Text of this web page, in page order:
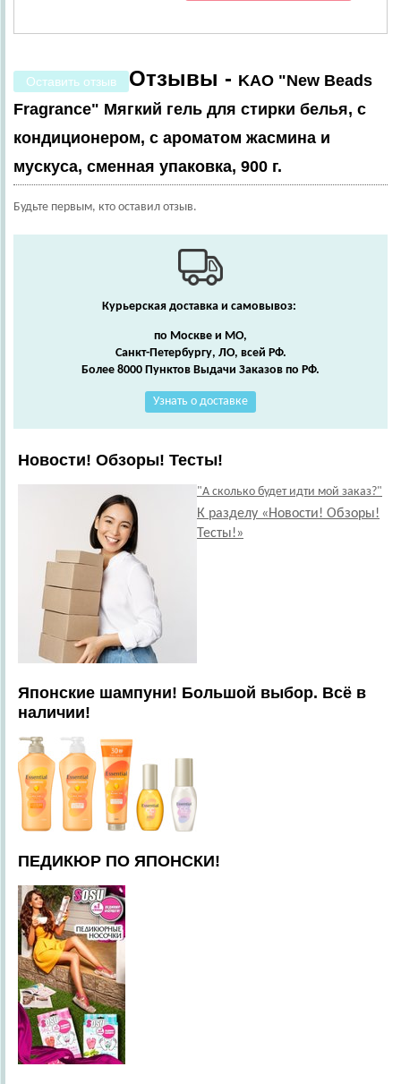
Оставить отзыв Отзывы - KAO "New Beads
Fragrance" Мягкий гель для стирки белья, с
кондиционером, с ароматом жасмина и
мускуса, сменная упаковка, 900 г.
Будьте первым, кто оставил отзыв.
Курьерская доставка и самовывоз:
по Москве и МО,
Санкт-Петербургу, ЛО, всей РФ.
Более 8000 Пунктов Выдачи Заказов по РФ.
Узнать о доставке
Новости! Обзоры! Тесты!
"А сколько будет идти мой заказ?"
К разделу «Новости! Обзоры!
Тесты!»
Японские шампуни! Большой выбор. Всё в
наличии!
ПЕДИКЮР ПО ЯПОНСКИ!